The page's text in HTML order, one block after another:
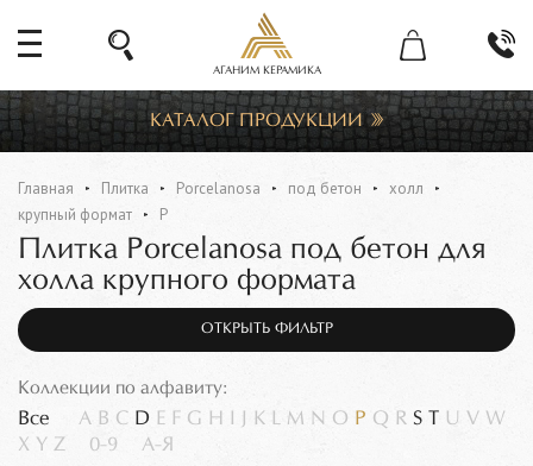
АГАНИМ КЕРАМИКА
КАТАЛОГ ПРОДУКЦИИ
Главная Плитка Porcelanosa под бетон
холл
крупный формат
P
Плитка Porcelanosa под бетон для
холла крупного формата
ОТКРЫТЬ ФИЛЬТР
Коллекции по алфавиту:
Все A B C D E F G H K L M N O P Q R S T U V W
X Y Z 0-9 А-Я